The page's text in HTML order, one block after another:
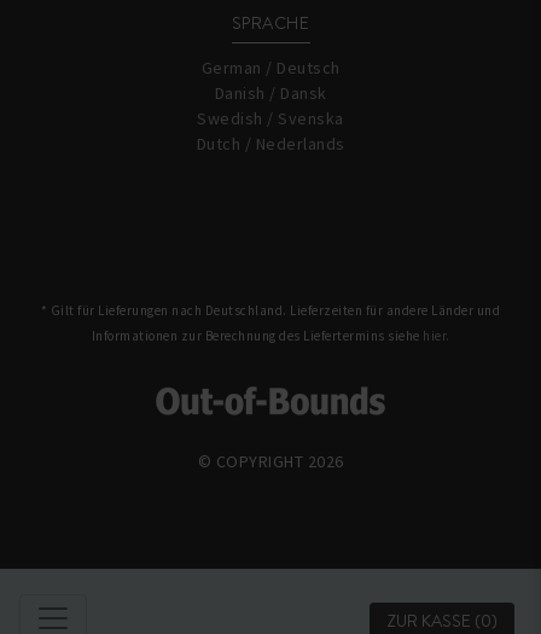
ZUR KASSE (0)
SPRACHE
German / Deutsch
Danish / Dansk
Swedish / Svenska
Dutch / Nederlands
* Gilt für Lieferungen nach Deutschland. Lieferzeiten für andere Länder und
Informationen zur Berechnung des Liefertermins siehe hier.
© COPYRIGHT 2026